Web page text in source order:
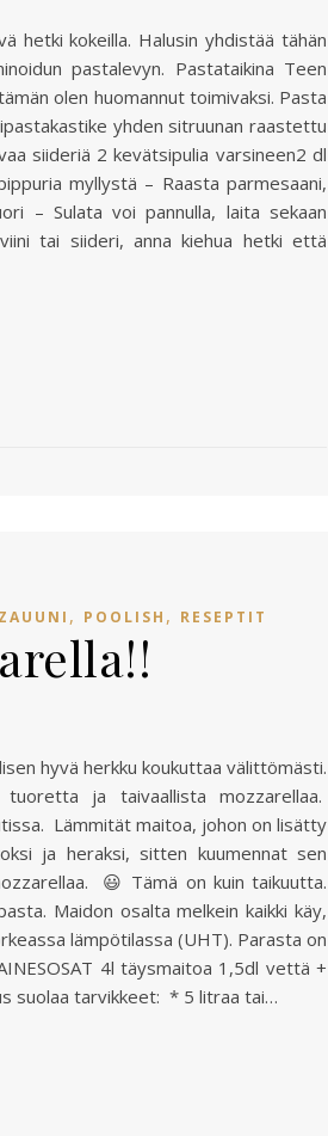
hetki kokeilla. Halusin yhdistää tähän
pastalevyn. Pastataikina Teen
olen huomannut toimivaksi. Pasta
yhden sitruunan raastettu
siideriä 2 kevätsipulia varsineen2 dl
myllystä – Raasta parmesaani,
– Sulata voi pannulla, laita sekaan
tai siideri, anna kiehua hetki että
, POOLISH , RESEPTIT
hyvä herkku koukuttaa välittömästi.
ja taivaallista mozzarellaa.
Lämmität maitoa, johon on lisätty
ja heraksi, sitten kuumennat sen
😃 Tämä on kuin taikuutta.
Maidon osalta melkein kaikki käy,
lämpötilassa (UHT). Parasta on
4l täysmaitoa 1,5dl vettä +
suolaa tarvikkeet: * 5 litraa tai…